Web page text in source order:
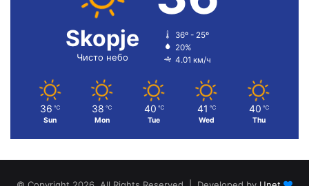
Skopje
Чисто небо
36º - 25º
20%
4.01 км/ч
36 ℃
Sun
38 ℃
Mon
40 ℃
Tue
41 ℃
Wed
40 ℃
Thu